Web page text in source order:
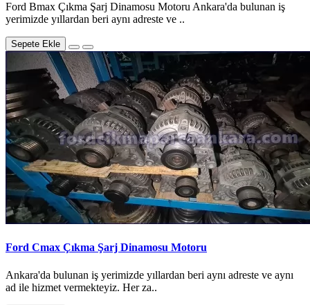
Ford Bmax Çıkma Şarj Dinamosu Motoru Ankara'da bulunan iş
yerimizde yıllardan beri aynı adreste ve ..
Sepete Ekle
Ford Cmax Çıkma Şarj Dinamosu Motoru
Ankara'da bulunan iş yerimizde yıllardan beri aynı adreste ve aynı
ad ile hizmet vermekteyiz. Her za..